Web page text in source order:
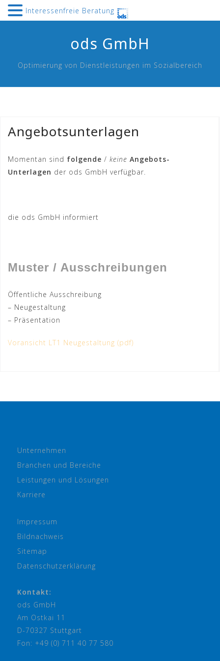
ods GmbH
Optimierung von Dienstleistungen im Sozialbereich
Angebotsunterlagen
Momentan sind folgende / keine Angebots-
Unterlagen der ods GmbH verfügbar.
die ods GmbH informiert
Muster / Ausschreibungen
Öffentliche Ausschreibung
– Neugestaltung
– Präsentation
Voransicht LT1 Neugestaltung (pdf)
Unternehmen
Branchen und Bereiche
Leistungen und Lösungen
Karriere
Impressum
Bildnachweis
Sitemap
Datenschutzerklärung
Kontakt:
ods GmbH
Am Ostkai 11
D-70327 Stuttgart
Fon: +49 (0) 711 40 77 580
Interessenfreie Beratung